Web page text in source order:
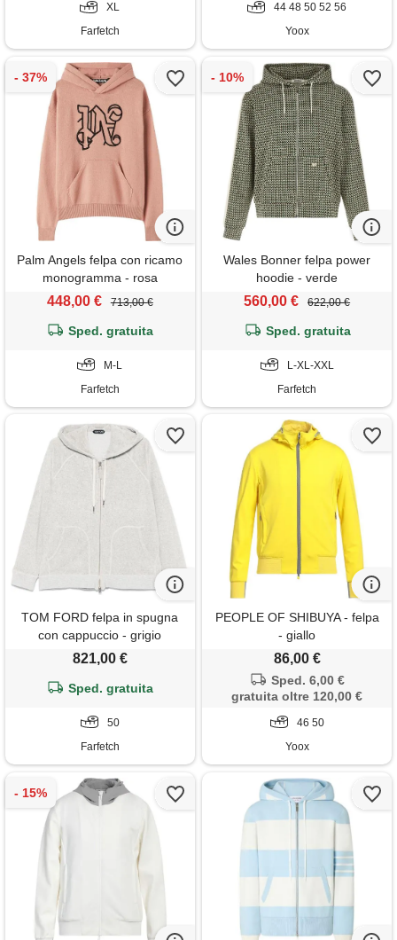
XL
Farfetch
44 48 50 52 56
Yoox
Palm Angels felpa con ricamo
monogramma - rosa
448,00 € 713,00 €
Sped. gratuita
M-L
Farfetch
Wales Bonner felpa power
hoodie - verde
560,00 € 622,00 €
Sped. gratuita
L-XL-XXL
Farfetch
TOM FORD felpa in spugna
con cappuccio - grigio
821,00 €
Sped. gratuita
50
Farfetch
PEOPLE OF SHIBUYA - felpa
- giallo
86,00 €
Sped. 6,00 €
gratuita oltre 120,00 €
46 50
Yoox